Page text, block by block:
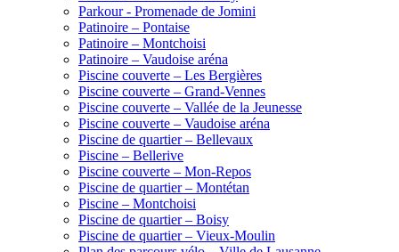
Parkour - Promenade de Jomini
Patinoire – Pontaise
Patinoire – Montchoisi
Patinoire – Vaudoise aréna
Piscine couverte – Les Bergières
Piscine couverte – Grand-Vennes
Piscine couverte – Vallée de la Jeunesse
Piscine couverte – Vaudoise aréna
Piscine de quartier – Bellevaux
Piscine – Bellerive
Piscine couverte – Mon-Repos
Piscine de quartier – Montétan
Piscine – Montchoisi
Piscine de quartier – Boisy
Piscine de quartier – Vieux-Moulin